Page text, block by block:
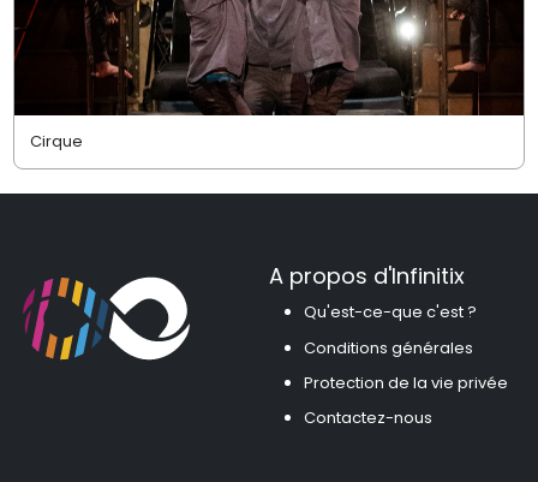
Cirque
A propos d'Infinitix
Qu'est-ce-que c'est ?
Conditions générales
Protection de la vie privée
Contactez-nous